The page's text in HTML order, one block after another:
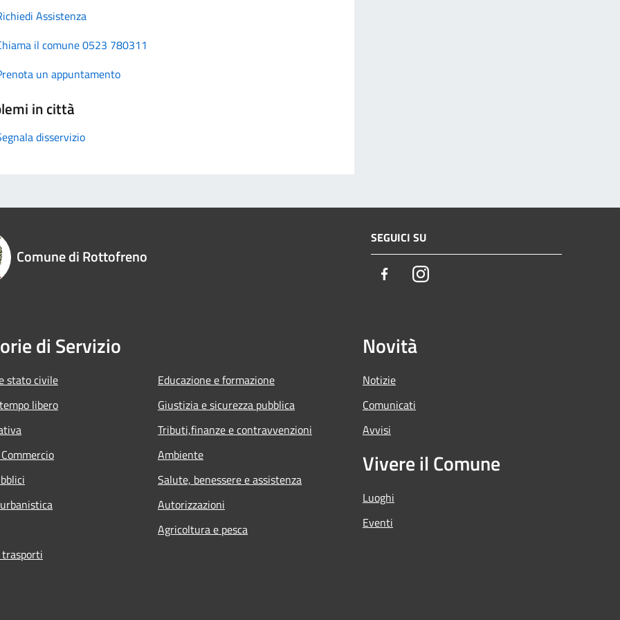
Assistenza
il comune 0523 780311
un appuntamento
in città
disservizio
Comune di Rottofreno
SEGUICI SU
FacebookInstagram
di Servizio
stato civile
libero
Educazione e formazione
Giustizia e sicurezza pubblica
Tributi,finanze e contravvenzioni
Ambiente
Salute, benessere e assistenza
Autorizzazioni
Agricoltura e pesca
Novità
Notizie
Comunicati
Avvisi
Vivere il Comune
Luoghi
Eventi